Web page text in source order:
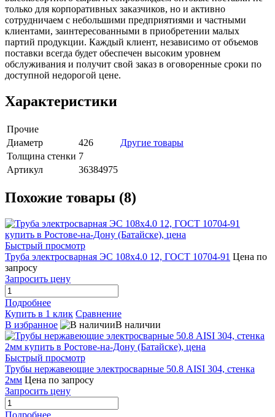
только для корпоративных заказчиков, но и активно
сотрудничаем с небольшими предприятиями и частными
клиентами, заинтересованными в приобретении малых
партий продукции. Каждый клиент, независимо от объемов
поставки всегда будет обеспечен высоким уровнем
обслуживания и получит свой заказ в оговоренные сроки по
доступной недорогой цене.
Характеристики
Прочие
Диаметр
426
Другие товары
Толщина стенки 7
Артикул
36384975
Похожие товары (8)
Быстрый просмотр
Труба электросварная ЭС 108х4.0 12, ГОСТ 10704-91 Цена по
запросу
Запросить цену
Подробнее
Купить в 1 клик Сравнение
В избранное
В наличии
Быстрый просмотр
Трубы нержавеющие электросварные 50.8 AISI 304, стенка
2мм Цена по запросу
Запросить цену
Подробнее